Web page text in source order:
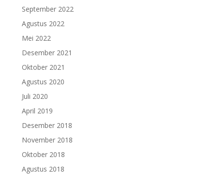
September 2022
Agustus 2022
Mei 2022
Desember 2021
Oktober 2021
Agustus 2020
Juli 2020
April 2019
Desember 2018
November 2018
Oktober 2018
Agustus 2018